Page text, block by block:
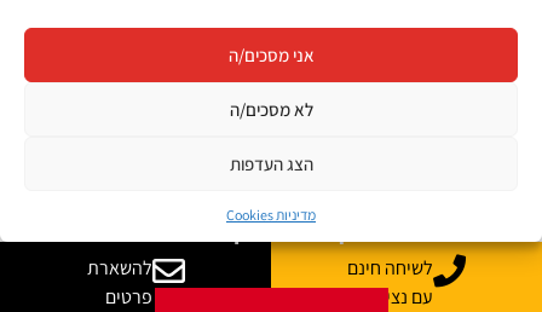
אני מסכים/ה
לא מסכים/ה
הצג העדפות
מדיניות Cookies
קורסים אונליין
מגוון ערכות מקוונות ללמידה עצמית
מכל מקום ובכל זמן שנוח לכם!
לשיחה חינם
עם נציג
להשארת
פרטים